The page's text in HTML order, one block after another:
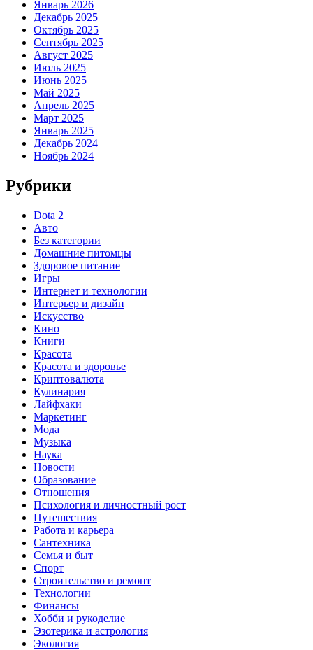
Январь 2026
Декабрь 2025
Октябрь 2025
Сентябрь 2025
Август 2025
Июль 2025
Июнь 2025
Май 2025
Апрель 2025
Март 2025
Январь 2025
Декабрь 2024
Ноябрь 2024
Рубрики
Dota 2
Авто
Без категории
Домашние питомцы
Здоровое питание
Игры
Интернет и технологии
Интерьер и дизайн
Искусство
Кино
Книги
Красота
Красота и здоровье
Криптовалюта
Кулинария
Лайфхаки
Маркетинг
Мода
Музыка
Наука
Новости
Образование
Отношения
Психология и личностный рост
Путешествия
Работа и карьера
Сантехника
Семья и быт
Спорт
Строительство и ремонт
Технологии
Финансы
Хобби и рукоделие
Эзотерика и астрология
Экология